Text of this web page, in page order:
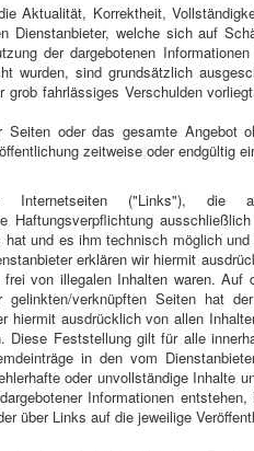
Aktualität, Korrektheit,
Dienstanbieter, welche sich auf
der dargebotenen
wurden, sind grundsätzlich
fahrlässiges Verschulden
oder das gesamte Angebot
zeitweise oder endgültig
("Links"), die
Haftungsverpflichtung
und es ihm technisch möglich und
erklären wir hiermit
von illegalen Inhalten waren. Auf
verknüpften Seiten hat
hiermit ausdrücklich von allen
Feststellung gilt für alle
in den vom
oder unvollständige Inhalte
Informationen
über Links auf die jeweilige